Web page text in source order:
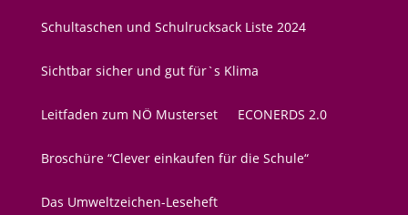
Schultaschen und Schulrucksack Liste 2024
Sichtbar sicher und gut für`s Klima
Leitfaden zum NÖ Musterset ECONERDS 2.0
Broschüre “Clever einkaufen für die Schule“
Das Umweltzeichen-Leseheft